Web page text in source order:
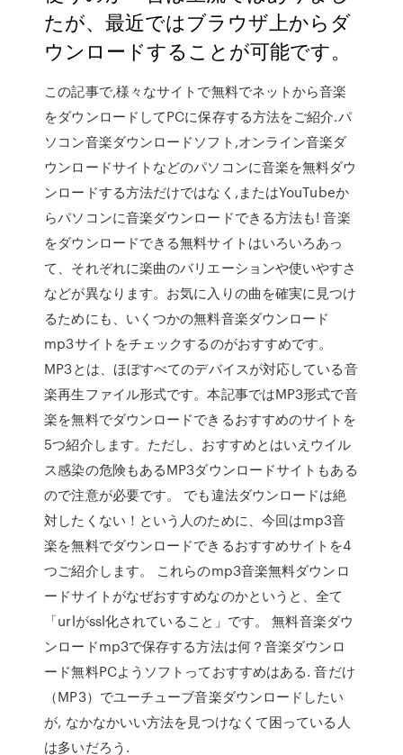
たが、最近ではブラウザ上からダ
ウンロードすることが可能です。
この記事で,様々なサイトで無料でネットから音楽
をダウンロードしてPCに保存する方法をご紹介.パ
ソコン音楽ダウンロードソフト,オンライン音楽ダ
ウンロードサイトなどのパソコンに音楽を無料ダウ
ンロードする方法だけではなく,またはYouTubeか
らパソコンに音楽ダウンロードできる方法も! 音楽
をダウンロードできる無料サイトはいろいろあっ
て、それぞれに楽曲のバリエーションや使いやすさ
などが異なります。お気に入りの曲を確実に見つけ
るためにも、いくつかの無料音楽ダウンロード
mp3サイトをチェックするのがおすすめです。
MP3とは、ほぼすべてのデバイスが対応している音
楽再生ファイル形式です。本記事ではMP3形式で音
楽を無料でダウンロードできるおすすめのサイトを
5つ紹介します。ただし、おすすめとはいえウイル
ス感染の危険もあるMP3ダウンロードサイトもある
ので注意が必要です。 でも違法ダウンロードは絶
対したくない！という人のために、今回はmp3音
楽を無料でダウンロードできるおすすめサイトを4
つご紹介します。 これらのmp3音楽無料ダウンロ
ードサイトがなぜおすすめなのかというと、全て
「urlがssl化されていること」です。 無料音楽ダウ
ンロードmp3で保存する方法は何？音楽ダウンロ
ード無料PCようソフトっておすすめはある. 音だけ
（MP3）でユーチューブ音楽ダウンロードしたい
が, なかなかいい方法を見つけなくて困っている人
は多いだろう.